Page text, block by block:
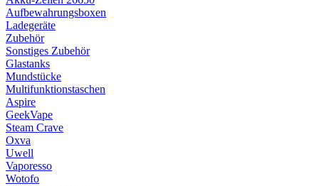
Aufbewahrungsboxen
Ladegeräte
Zubehör
Sonstiges Zubehör
Glastanks
Mundstücke
Multifunktionstaschen
Aspire
GeekVape
Steam Crave
Oxva
Uwell
Vaporesso
Wotofo